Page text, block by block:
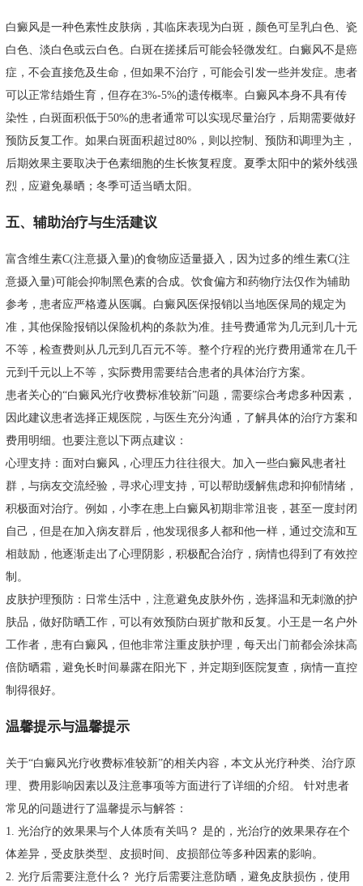
白癜风是一种色素性皮肤病，其临床表现为白斑，颜色可呈乳白色、瓷
白色、淡白色或云白色。白斑在搓揉后可能会轻微发红。白癜风不是癌
症，不会直接危及生命，但如果不治疗，可能会引发一些并发症。患者
可以正常结婚生育，但存在3%-5%的遗传概率。白癜风本身不具有传
染性，白斑面积低于50%的患者通常可以实现尽量治疗，后期需要做好
预防反复工作。如果白斑面积超过80%，则以控制、预防和调理为主，
后期效果主要取决于色素细胞的生长恢复程度。夏季太阳中的紫外线强
烈，应避免暴晒；冬季可适当晒太阳。
五、辅助治疗与生活建议
富含维生素C(注意摄入量)的食物应适量摄入，因为过多的维生素C(注
意摄入量)可能会抑制黑色素的合成。饮食偏方和药物疗法仅作为辅助
参考，患者应严格遵从医嘱。白癜风医保报销以当地医保局的规定为
准，其他保险报销以保险机构的条款为准。挂号费通常为几元到几十元
不等，检查费则从几元到几百元不等。整个疗程的光疗费用通常在几千
元到千元以上不等，实际费用需要结合患者的具体治疗方案。
患者关心的“白癜风光疗收费标准较新”问题，需要综合考虑多种因素，
因此建议患者选择正规医院，与医生充分沟通，了解具体的治疗方案和
费用明细。也要注意以下两点建议：
心理支持：面对白癜风，心理压力往往很大。加入一些白癜风患者社
群，与病友交流经验，寻求心理支持，可以帮助缓解焦虑和抑郁情绪，
积极面对治疗。例如，小李在患上白癜风初期非常沮丧，甚至一度封闭
自己，但是在加入病友群后，他发现很多人都和他一样，通过交流和互
相鼓励，他逐渐走出了心理阴影，积极配合治疗，病情也得到了有效控
制。
皮肤护理预防：日常生活中，注意避免皮肤外伤，选择温和无刺激的护
肤品，做好防晒工作，可以有效预防白斑扩散和反复。小王是一名户外
工作者，患有白癜风，但他非常注重皮肤护理，每天出门前都会涂抹高
倍防晒霜，避免长时间暴露在阳光下，并定期到医院复查，病情一直控
制得很好。
温馨提示与温馨提示
关于“白癜风光疗收费标准较新”的相关内容，本文从光疗种类、治疗原
理、费用影响因素以及注意事项等方面进行了详细的介绍。 针对患者
常见的问题进行了温馨提示与解答：
1. 光治疗的效果果与个人体质有关吗？ 是的，光治疗的效果果存在个
体差异，受皮肤类型、皮损时间、皮损部位等多种因素的影响。
2. 光疗后需要注意什么？ 光疗后需要注意防晒，避免皮肤损伤，使用